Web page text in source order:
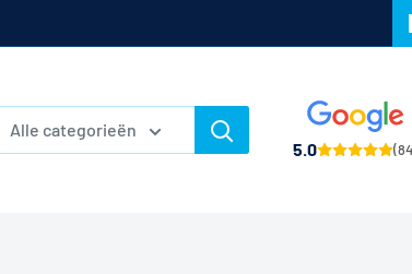
Alle categorieën
5.0